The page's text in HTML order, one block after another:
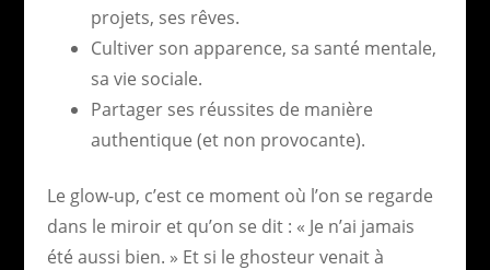
projets, ses rêves.
Cultiver son apparence, sa santé mentale,
sa vie sociale.
Partager ses réussites de manière
authentique (et non provocante).
Le glow-up, c’est ce moment où l’on se regarde
dans le miroir et qu’on se dit : « Je n’ai jamais
été aussi bien. » Et si le ghosteur venait à